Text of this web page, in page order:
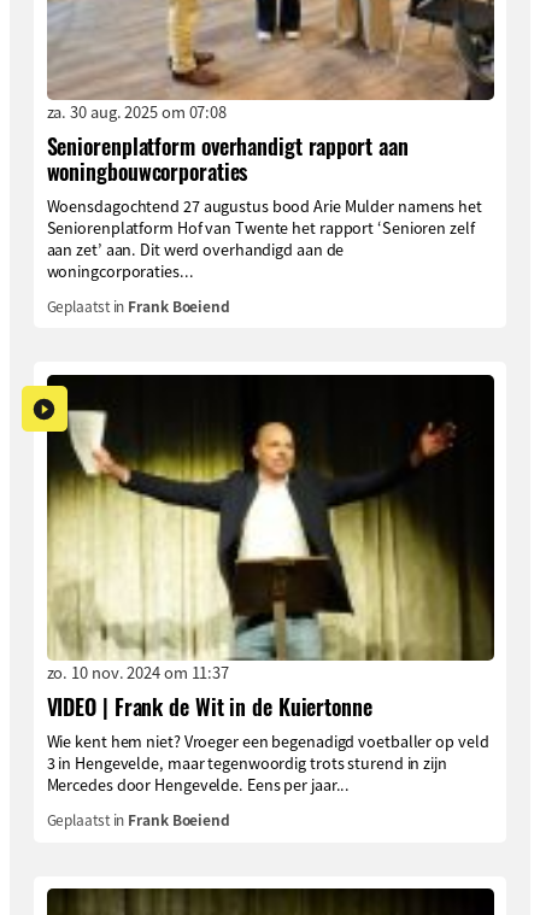
za. 30 aug. 2025 om 07:08
Seniorenplatform overhandigt rapport aan
woningbouwcorporaties
Woensdagochtend 27 augustus bood Arie Mulder namens het
Seniorenplatform Hof van Twente het rapport ‘Senioren zelf
aan zet’ aan. Dit werd overhandigd aan de
woningcorporaties...
Geplaatst in Frank Boeiend
zo. 10 nov. 2024 om 11:37
VIDEO | Frank de Wit in de Kuiertonne
Wie kent hem niet? Vroeger een begenadigd voetballer op veld
3 in Hengevelde, maar tegenwoordig trots sturend in zijn
Mercedes door Hengevelde. Eens per jaar...
Geplaatst in Frank Boeiend